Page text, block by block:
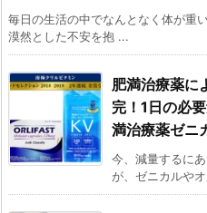
毎日の生活の中でなんとなく体が重
漠然とした不安を抱 ...
肥満治療薬に
完！1日の必
満治療薬ゼニ
今、減量するに
が、ゼニカルや